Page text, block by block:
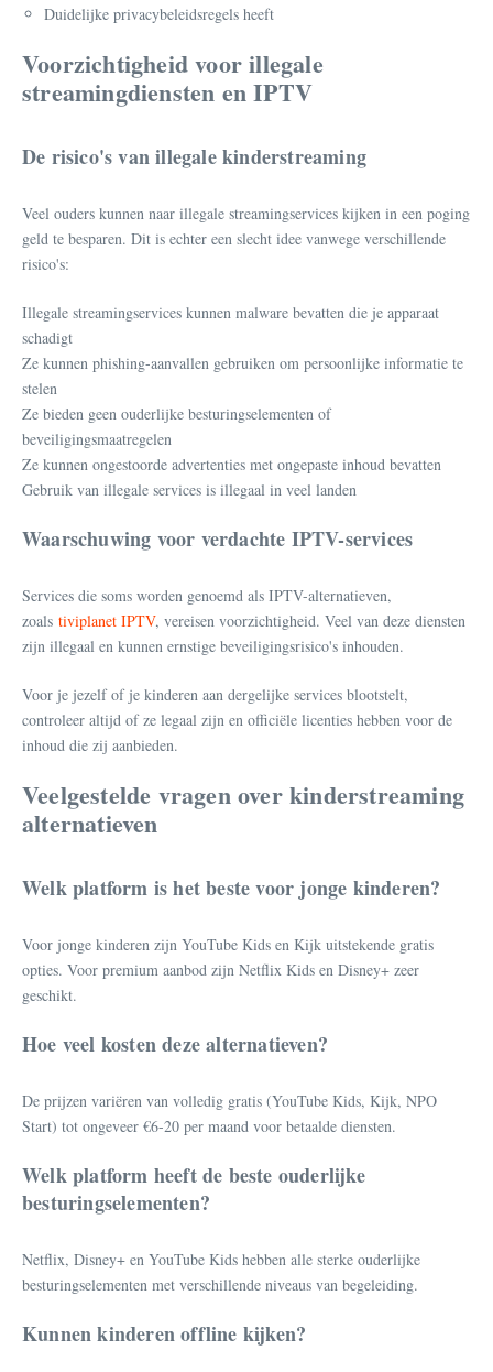
Duidelijke privacybeleidsregels heeft
Voorzichtigheid voor illegale
streamingdiensten en IPTV
De risico's van illegale kinderstreaming
Veel ouders kunnen naar illegale streamingservices kijken in een poging
geld te besparen. Dit is echter een slecht idee vanwege verschillende
risico's:
Illegale streamingservices kunnen malware bevatten die je apparaat
schadigt
Ze kunnen phishing-aanvallen gebruiken om persoonlijke informatie te
stelen
Ze bieden geen ouderlijke besturingselementen of
beveiligingsmaatregelen
Ze kunnen ongestoorde advertenties met ongepaste inhoud bevatten
Gebruik van illegale services is illegaal in veel landen
Waarschuwing voor verdachte IPTV-services
Services die soms worden genoemd als IPTV-alternatieven,
zoals tiviplanet IPTV, vereisen voorzichtigheid. Veel van deze diensten
zijn illegaal en kunnen ernstige beveiligingsrisico's inhouden.
Voor je jezelf of je kinderen aan dergelijke services blootstelt,
controleer altijd of ze legaal zijn en officiële licenties hebben voor de
inhoud die zij aanbieden.
Veelgestelde vragen over kinderstreaming
alternatieven
Welk platform is het beste voor jonge kinderen?
Voor jonge kinderen zijn YouTube Kids en Kijk uitstekende gratis
opties. Voor premium aanbod zijn Netflix Kids en Disney+ zeer
geschikt.
Hoe veel kosten deze alternatieven?
De prijzen variëren van volledig gratis (YouTube Kids, Kijk, NPO
Start) tot ongeveer €6-20 per maand voor betaalde diensten.
Welk platform heeft de beste ouderlijke
besturingselementen?
Netflix, Disney+ en YouTube Kids hebben alle sterke ouderlijke
besturingselementen met verschillende niveaus van begeleiding.
Kunnen kinderen offline kijken?